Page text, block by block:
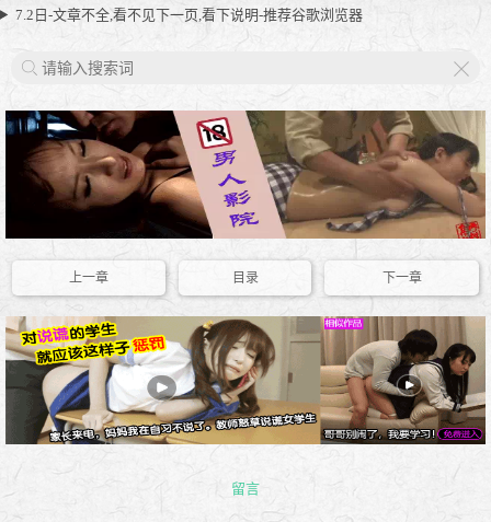
7.2日-文章不全,看不见下一页,看下说明-推荐谷歌浏览器
上一章 目录 下一章
留言